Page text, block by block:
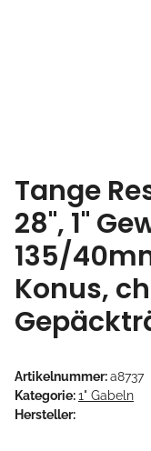
Tange
28", 1"
135/
Konus,
Artikelnummer:a8737
Kategorie:1" Gabeln
Hersteller: